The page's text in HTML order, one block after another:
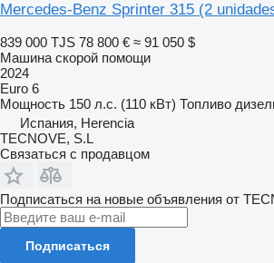
Mercedes-Benz Sprinter 315 (2
839 000 TJS 78 800 € ≈ 91 050 $
Машина скорой помощи
2024
Euro 6
Мощность 150 л.с. (110 кВт) Топливо
Испания, Herencia
TECNOVE, S.L
Связаться с продавцом
Подписаться на новые объявления от
Подписаться